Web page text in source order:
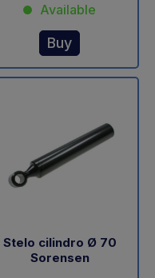
Available
Buy
Stelo cilindro Ø 70
Sorensen